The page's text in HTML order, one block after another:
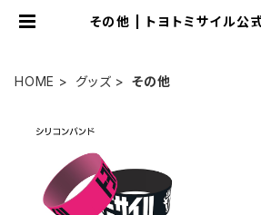
その他 | トヨトミサイル公
HOME グッズ その他